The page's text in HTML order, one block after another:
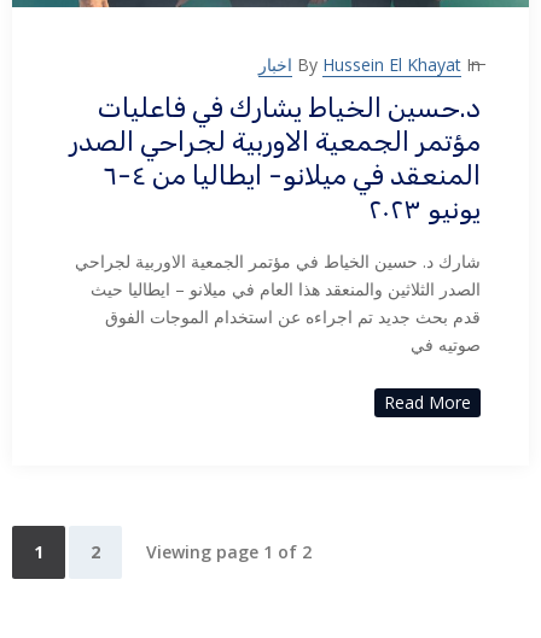
By Hussein El Khayat In اخبار
د.حسين الخياط يشارك في فاعليات
مؤتمر الجمعية الاوربية لجراحي الصدر
المنعقد في ميلانو- ايطاليا من ٤-٦
يونيو ٢٠٢٣
شارك د. حسين الخياط في مؤتمر الجمعية الاوربية لجراحي
الصدر الثلاثين والمنعقد هذا العام في ميلانو – ايطاليا حيث
قدم بحث جديد تم اجراءه عن استخدام الموجات الفوق
صوتيه في
Read More
1 2 Viewing page 1 of 2